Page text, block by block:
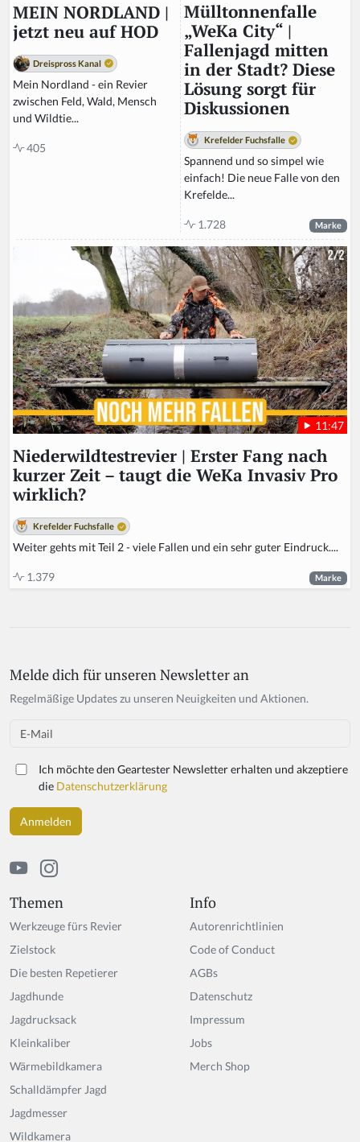
MEIN NORDLAND |
jetzt neu auf HOD
Dreispross Kanal
Mein Nordland - ein Revier
zwischen Feld, Wald, Mensch
und Wildtie...
405
Mülltonnenfalle
„WeKa City“ |
Fallenjagd mitten
in der Stadt? Diese
Lösung sorgt für
Diskussionen
Krefelder Fuchsfalle
Spannend und so simpel wie
einfach! Die neue Falle von den
Krefelde...
1.728 Marke
11:47
Niederwildtestrevier | Erster Fang nach
kurzer Zeit – taugt die WeKa Invasiv Pro
wirklich?
Krefelder Fuchsfalle
Weiter gehts mit Teil 2 - viele Fallen und ein sehr guter Eindruck....
1.379 Marke
Themen
Werkzeuge fürs Revier
Zielstock
Die besten Repetierer
Jagdhunde
Jagdrucksack
Kleinkaliber
Wärmebildkamera
Schalldämpfer Jagd
Jagdmesser
Wildkamera
Info
Autorenrichtlinien
Code of Conduct
AGBs
Datenschutz
Impressum
Jobs
Merch Shop
Melde dich für unseren Newsletter an
Regelmäßige Updates zu unseren Neuigkeiten und Aktionen.
Email
Ich möchte den Geartester Newsletter erhalten und akzeptiere
die Datenschutzerklärung